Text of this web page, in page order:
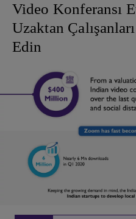
Video Konferansı
Uzaktan
Edin